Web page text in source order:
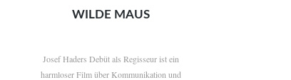
WILDE MAUS
Josef Haders Debüt als Regisseur ist ein
harmloser Film über Kommunikation und